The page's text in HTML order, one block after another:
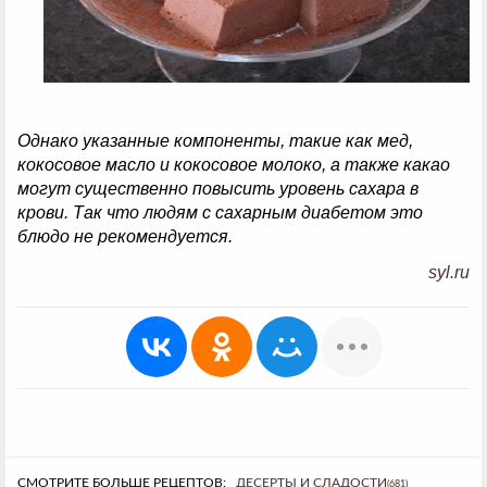
Однако указанные компоненты, такие как мед,
кокосовое масло и кокосовое молоко, а также какао
могут существенно повысить уровень сахара в
крови. Так что людям с сахарным диабетом это
блюдо не рекомендуется.
syl.ru
СМОТРИТЕ БОЛЬШЕ РЕЦЕПТОВ: ДЕСЕРТЫ И СЛАДОСТИ (681)